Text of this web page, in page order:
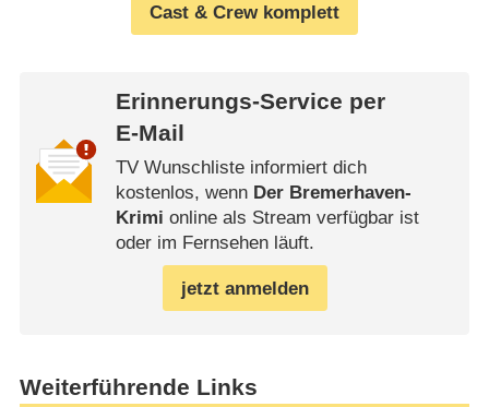
Cast & Crew komplett
Erinnerungs-Service per
E-Mail
TV Wunschliste informiert dich
kostenlos, wenn Der Bremerhaven-
Krimi online als Stream verfügbar ist
oder im Fernsehen läuft.
jetzt anmelden
Weiterführende Links